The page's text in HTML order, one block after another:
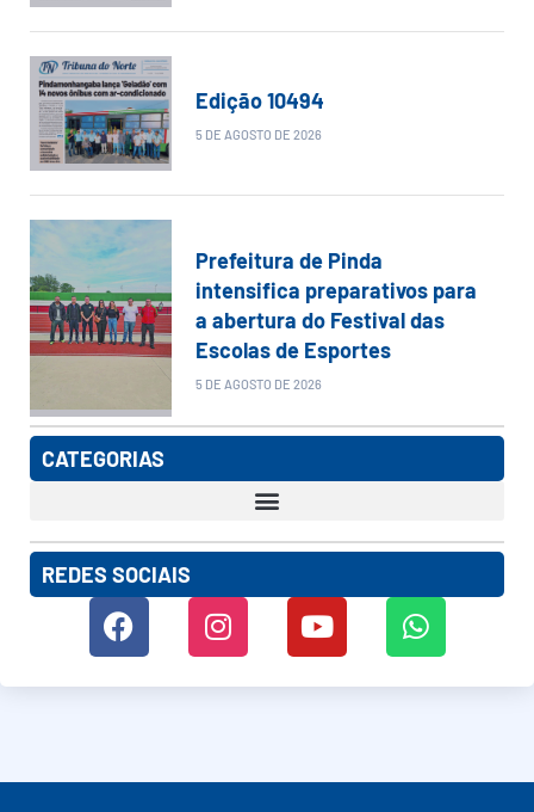
Edição 10494
5 DE AGOSTO DE 2026
Prefeitura de Pinda
intensifica preparativos para
a abertura do Festival das
Escolas de Esportes
5 DE AGOSTO DE 2026
CATEGORIAS
REDES SOCIAIS